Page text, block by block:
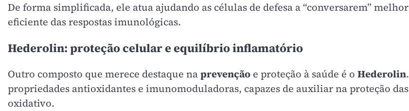
De forma simplificada, ele atua ajudando as células de defesa a “conversarem”
eficiente das respostas imunológicas.
Hederolin: proteção celular e equilíbrio inflamatório
Outro composto que merece destaque naprevenção e proteção à saúde é o Hederolin
propriedades antioxidantes e imunomoduladoras, capazes de auxiliar na proteção
oxidativo.